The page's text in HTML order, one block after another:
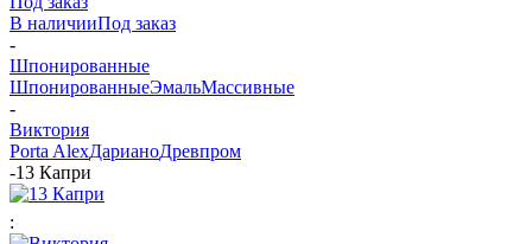
В наличииПод заказ
-
Шпонированные
ШпонированныеЭмальМассивные
-
Виктория
Porta AlexДарианоДревпром
-13 Капри
: